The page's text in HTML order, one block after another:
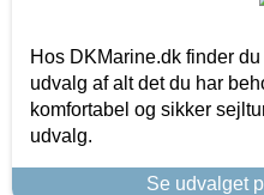
Hos DKMarine.dk finder
udvalg af alt det du har
komfortabel og sikker
udvalg.
Se udvalget